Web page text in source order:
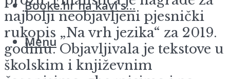
Booke.hr na kavi s…
Menu
najbolji neobjavljeni pjesnički
rukopis „Na vrh jezika“ za 2019.
godinu. Objavljivala je tekstove u
školskim i književnim